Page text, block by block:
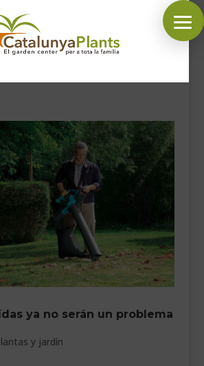
SÍGUENOS EN:
ya no serán un problema
y jardín